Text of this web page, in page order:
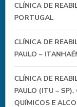
CLÍNICA DE
PORTUGAL
CLÍNICA DE
PAULO –
CLÍNICA DE
PAULO (ITU – SP).
QUÍMICOS E